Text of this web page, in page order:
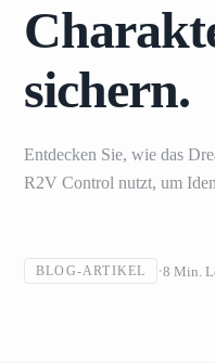
sichern.
Entdecken Sie, wie das
R2V Control nutzt, um
BLOG-ARTIKEL 8 Min.